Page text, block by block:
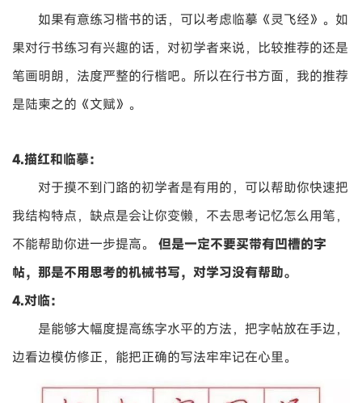
如果有意练习楷书的话，可以考虑临摹《灵飞经》。如
果对行书练习有兴趣的话，对初学者来说，比较推荐的还是
笔画明朗，法度严整的行楷吧。所以在行书方面，我的推荐
是陆柬之的《文赋》。
4.描红和临摹：
对于摸不到门路的初学者是有用的，可以帮助你快速把
我结构特点，缺点是会让你变懒，不去思考记忆怎么用笔，
不能帮助你进一步提高。
但是一定不要买带有凹槽的字
帖，那是不用思考的机械书写，对学习没有帮助。
4.对临：
是能够大幅度提高练字水平的方法，把字帖放在手边，
边看边模仿修正，能把正确的写法牢牢记在心里。